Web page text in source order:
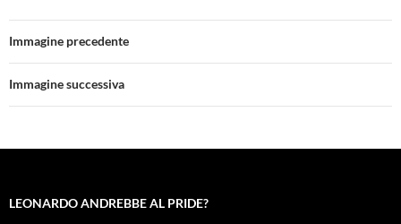
Immagine precedente
Immagine successiva
LEONARDO ANDREBBE AL PRIDE?